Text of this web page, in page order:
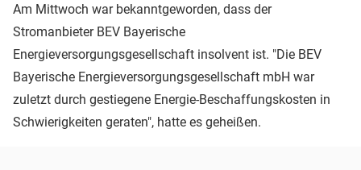
Am Mittwoch war bekanntgeworden, dass der
Stromanbieter BEV Bayerische
Energieversorgungsgesellschaft insolvent ist. "Die BEV
Bayerische Energieversorgungsgesellschaft mbH war
zuletzt durch gestiegene Energie-Beschaffungskosten in
Schwierigkeiten geraten", hatte es geheißen.